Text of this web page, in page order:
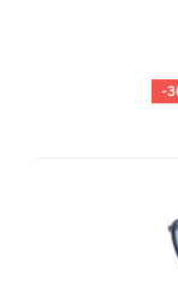
-